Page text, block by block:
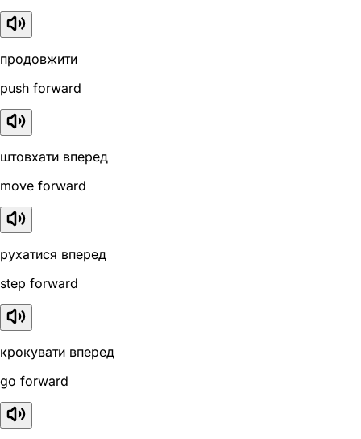
продовжити
push forward
штовхати вперед
move forward
рухатися вперед
step forward
крокувати вперед
go forward